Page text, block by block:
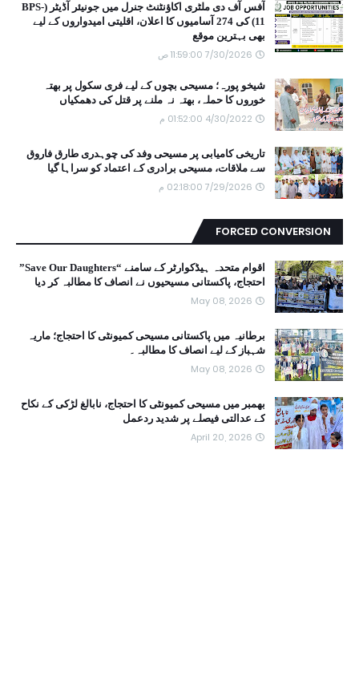
آفس آف دی ملٹری اکاؤنٹنٹ جنرل میں جونیئر آڈیٹر (BPS-
11) کی 274 آسامیوں کا اعلان، اقلیتی امیدواروں کے لیے
بھی بہترین موقع
7/30/2026 11:59:00 ص
شیخو پورہ؛ مسیحی بچوں کے لیے فری سکول پر بھتہ
خوروں کا حملہ، بھتہ نہ ملنے پر قتل کی دھمکیاں
4/30/2022 01:52:00 م
تاریخی کامیابی پر مسیحی وفد کی چوہدری طارق فاروق
سے ملاقات، مسیحی برادری کے اعتماد کو سراہا گیا
7/29/2026 02:18:00 م
FORCED CONVERSION
اقوام متحدہ ہیڈکوارٹر کے سامنے “Save Our Daughters”
احتجاج، پاکستانی مسیحیوں نے انصاف کا مطالبہ کر دیا
May 08, 2026
برطانیہ میں پاکستانی مسیحی کمیونٹی کا احتجاج؛ ماریہ
شہباز کے لیے انصاف کا مطالبہ۔
May 08, 2026
بھمبر میں مسیحی کمیونٹی کا احتجاج، نابالغ لڑکی کے نکاح
کے عدالتی فیصلے پر شدید ردعمل
April 20, 2026